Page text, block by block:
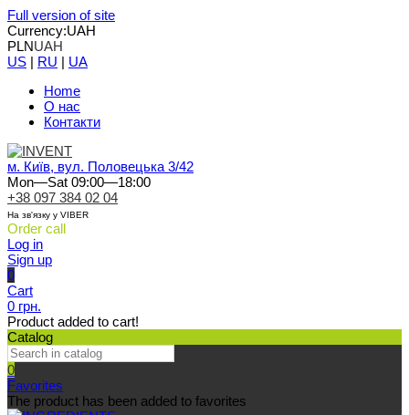
Full version of site
Currency:UAH
PLNUAH
US | RU | UA
Home
О нас
Контакти
м. Київ, вул. Половецька 3/42
Mon—Sat 09:00—18:00
+38 097 384 02 04
На зв'язку у VIBER
Order call
Log in
Sign up
0
Cart
0 грн.
Product added to cart!
Catalog
0
Favorites
The product has been added to favorites